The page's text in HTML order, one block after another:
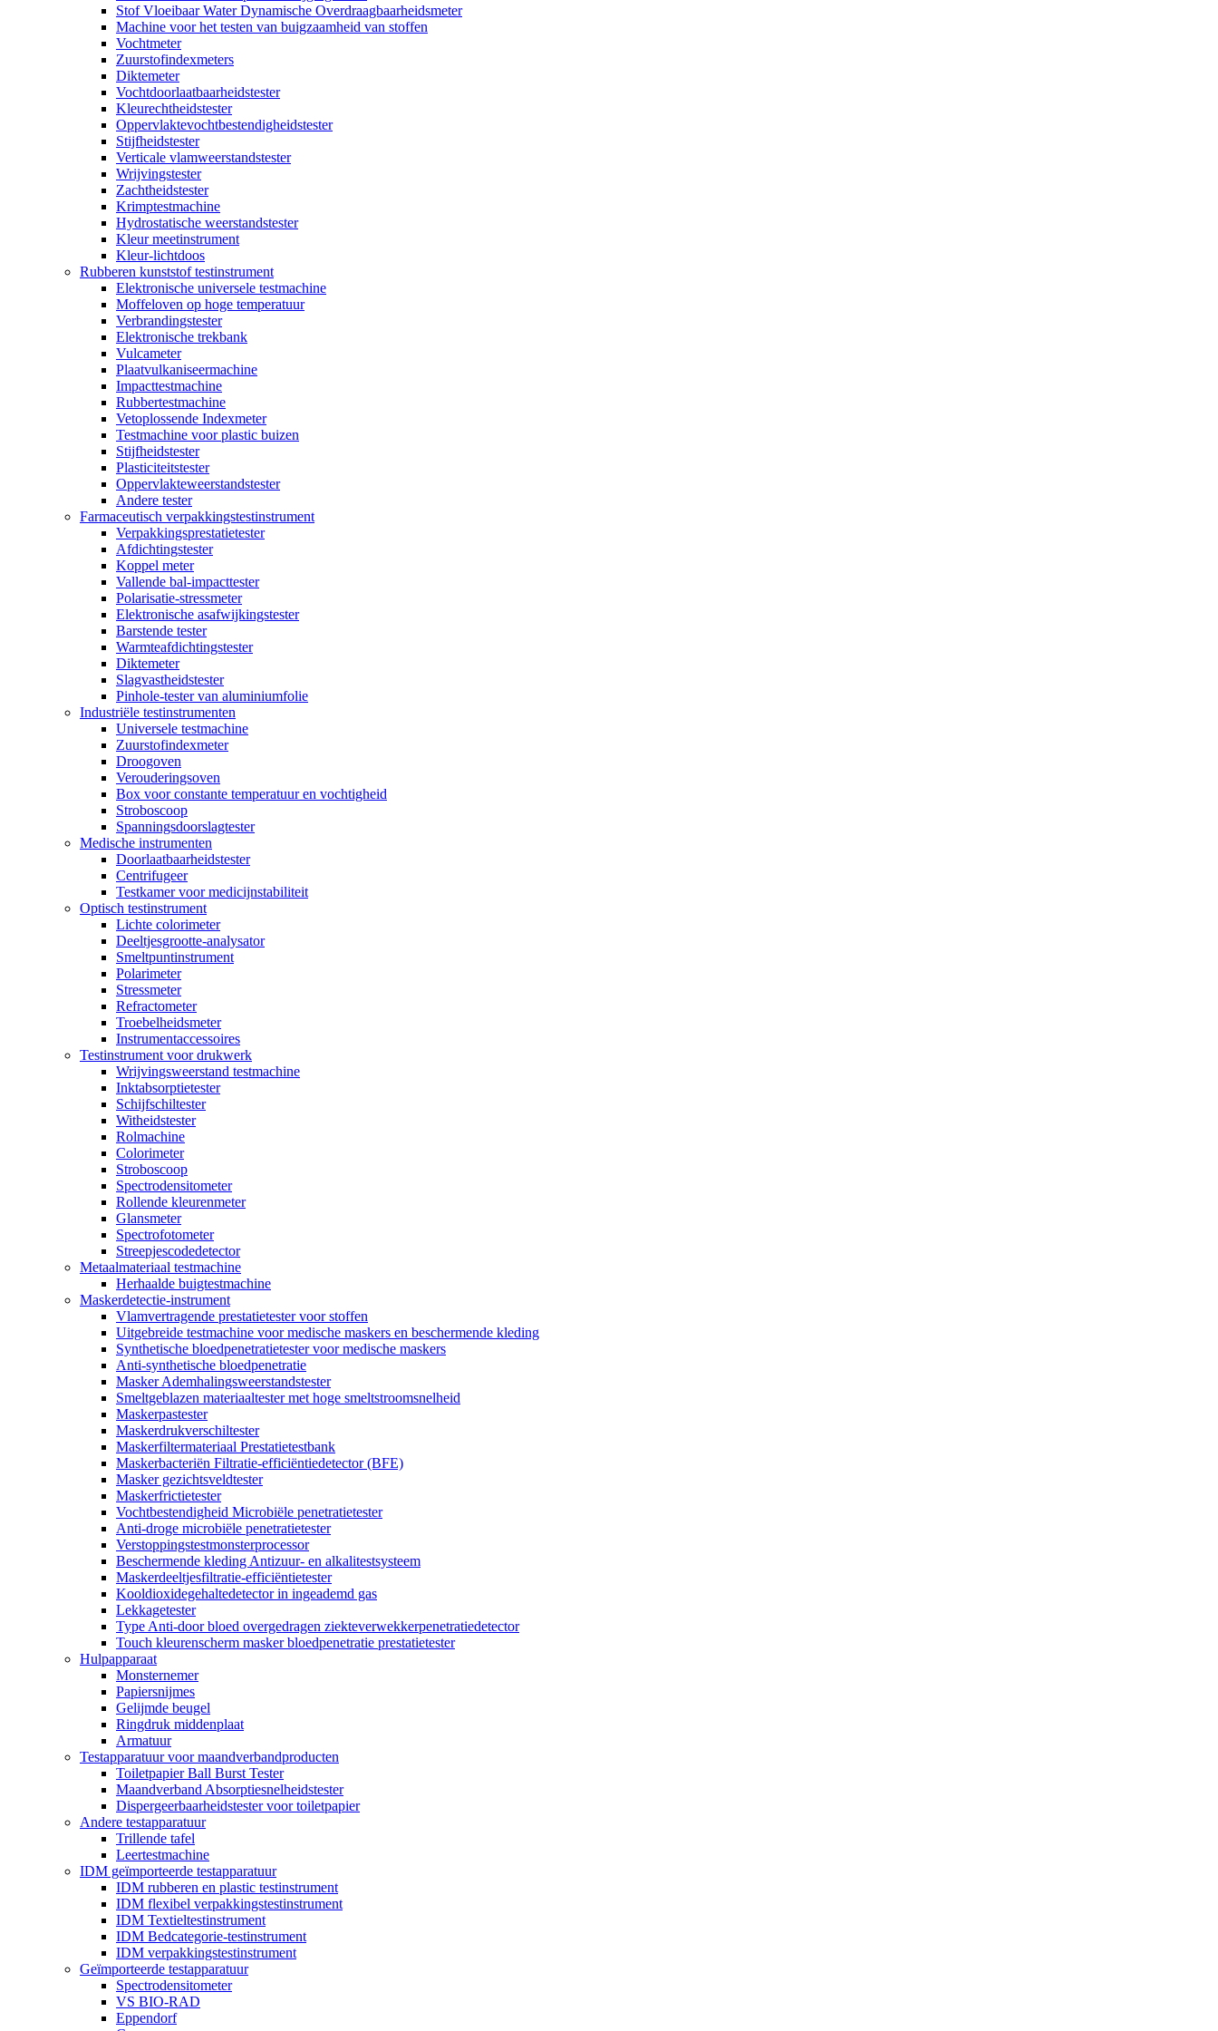
Stof Vloeibaar Water Dynamische Overdraagbaarheidsmeter
Machine voor het testen van buigzaamheid van stoffen
Vochtmeter
Zuurstofindexmeters
Diktemeter
Vochtdoorlaatbaarheidstester
Kleurechtheidstester
Oppervlaktevochtbestendigheidstester
Stijfheidstester
Verticale vlamweerstandstester
Wrijvingstester
Zachtheidstester
Krimptestmachine
Hydrostatische weerstandstester
Kleur meetinstrument
Kleur-lichtdoos
Rubberen kunststof testinstrument
Elektronische universele testmachine
Moffeloven op hoge temperatuur
Verbrandingstester
Elektronische trekbank
Vulcameter
Plaatvulkaniseermachine
Impacttestmachine
Rubbertestmachine
Vetoplossende Indexmeter
Testmachine voor plastic buizen
Stijfheidstester
Plasticiteitstester
Oppervlakteweerstandstester
Andere tester
Farmaceutisch verpakkingstestinstrument
Verpakkingsprestatietester
Afdichtingstester
Koppel meter
Vallende bal-impacttester
Polarisatie-stressmeter
Elektronische asafwijkingstester
Barstende tester
Warmteafdichtingstester
Diktemeter
Slagvastheidstester
Pinhole-tester van aluminiumfolie
Industriële testinstrumenten
Universele testmachine
Zuurstofindexmeter
Droogoven
Verouderingsoven
Box voor constante temperatuur en vochtigheid
Stroboscoop
Spanningsdoorslagtester
Medische instrumenten
Doorlaatbaarheidstester
Centrifugeer
Testkamer voor medicijnstabiliteit
Optisch testinstrument
Lichte colorimeter
Deeltjesgrootte-analysator
Smeltpuntinstrument
Polarimeter
Stressmeter
Refractometer
Troebelheidsmeter
Instrumentaccessoires
Testinstrument voor drukwerk
Wrijvingsweerstand testmachine
Inktabsorptietester
Schijfschiltester
Witheidstester
Rolmachine
Colorimeter
Stroboscoop
Spectrodensitometer
Rollende kleurenmeter
Glansmeter
Spectrofotometer
Streepjescodedetector
Metaalmateriaal testmachine
Herhaalde buigtestmachine
Maskerdetectie-instrument
Vlamvertragende prestatietester voor stoffen
Uitgebreide testmachine voor medische maskers en beschermende kleding
Synthetische bloedpenetratietester voor medische maskers
Anti-synthetische bloedpenetratie
Masker Ademhalingsweerstandstester
Smeltgeblazen materiaaltester met hoge smeltstroomsnelheid
Maskerpastester
Maskerdrukverschiltester
Maskerfiltermateriaal Prestatietestbank
Maskerbacteriën Filtratie-efficiëntiedetector (BFE)
Masker gezichtsveldtester
Maskerfrictietester
Vochtbestendigheid Microbiële penetratietester
Anti-droge microbiële penetratietester
Verstoppingstestmonsterprocessor
Beschermende kleding Antizuur- en alkalitestsysteem
Maskerdeeltjesfiltratie-efficiëntietester
Kooldioxidegehaltedetector in ingeademd gas
Lekkagetester
Type Anti-door bloed overgedragen ziekteverwekkerpenetratiedetector
Touch kleurenscherm masker bloedpenetratie prestatietester
Hulpapparaat
Monsternemer
Papiersnijmes
Gelijmde beugel
Ringdruk middenplaat
Armatuur
Testapparatuur voor maandverbandproducten
Toiletpapier Ball Burst Tester
Maandverband Absorptiesnelheidstester
Dispergeerbaarheidstester voor toiletpapier
Andere testapparatuur
Trillende tafel
Leertestmachine
IDM geïmporteerde testapparatuur
IDM rubberen en plastic testinstrument
IDM flexibel verpakkingstestinstrument
IDM Textieltestinstrument
IDM Bedcategorie-testinstrument
IDM verpakkingstestinstrument
Geïmporteerde testapparatuur
Spectrodensitometer
VS BIO-RAD
Eppendorf